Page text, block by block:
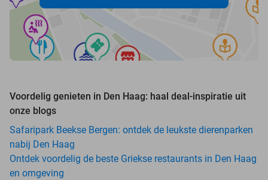
Voordelig genieten in Den Haag: haal deal-inspiratie uit
onze blogs
Safaripark Beekse Bergen: ontdek de leukste dierenparken
nabij Den Haag
Ontdek voordelig de beste Griekse restaurants in Den Haag
en omgeving